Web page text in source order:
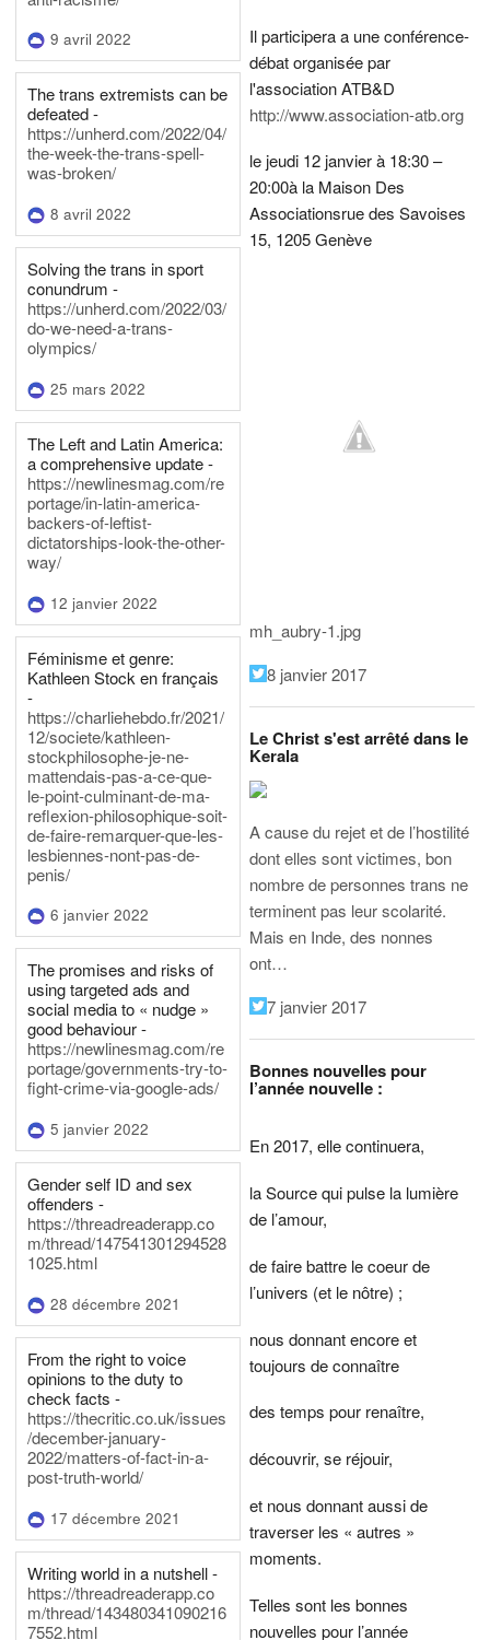
9 avril 2022
The trans extremists can be
defeated -
https://unherd.com/2022/04/
the-week-the-trans-spell-
was-broken/
8 avril 2022
Solving the trans in sport
conundrum -
https://unherd.com/2022/03/
do-we-need-a-trans-
olympics/
25 mars 2022
The Left and Latin America:
a comprehensive update -
https://newlinesmag.com/re
portage/in-latin-america-
backers-of-leftist-
dictatorships-look-the-other-
way/
12 janvier 2022
Féminisme et genre:
Kathleen Stock en français
-
https://charliehebdo.fr/2021/
12/societe/kathleen-
stockphilosophe-je-ne-
mattendais-pas-a-ce-que-
le-point-culminant-de-ma-
reflexion-philosophique-soit-
de-faire-remarquer-que-les-
lesbiennes-nont-pas-de-
penis/
6 janvier 2022
The promises and risks of
using targeted ads and
social media to « nudge »
good behaviour -
https://newlinesmag.com/re
portage/governments-try-to-
fight-crime-via-google-ads/
5 janvier 2022
Gender self ID and sex
offenders -
https://threadreaderapp.co
m/thread/147541301294528
1025.html
28 décembre 2021
From the right to voice
opinions to the duty to
check facts -
https://thecritic.co.uk/issues
/december-january-
2022/matters-of-fact-in-a-
post-truth-world/
17 décembre 2021
Writing world in a nutshell -
https://threadreaderapp.co
m/thread/143480341090216
7552.html
Il participera a une conférence-
débat organisée par
l'association ATB&D
http://www.association-atb.org
le jeudi 12 janvier à 18:30 –
20:00à la Maison Des
Associationsrue des Savoises
15, 1205 Genève
mh_aubry-1.jpg
8 janvier 2017
Le Christ s'est arrêté dans le
Kerala
A cause du rejet et de l’hostilité
dont elles sont victimes, bon
nombre de personnes trans ne
terminent pas leur scolarité.
Mais en Inde, des nonnes
ont…
7 janvier 2017
Bonnes nouvelles pour
l’année nouvelle :
En 2017, elle continuera,
la Source qui pulse la lumière
de l’amour,
de faire battre le coeur de
l’univers (et le nôtre) ;
nous donnant encore et
toujours de connaître
des temps pour renaître,
découvrir, se réjouir,
et nous donnant aussi de
traverser les « autres »
moments.
Telles sont les bonnes
nouvelles pour l’année